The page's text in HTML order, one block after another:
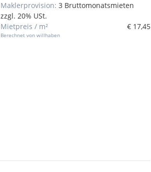
Maklerprovision: 3 Bruttomonatsmieten
zzgl. 20% USt.
Mietpreis / m²
Berechnet von willhaben
€ 17,45